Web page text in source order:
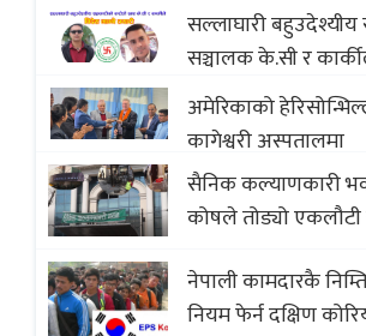
सल्लाघारी
सञ्चालक के.सी र
सदस्यको करोडौं बचत
अमेरिकाको
कागेश्वरी अस्पतालमा
सैनिक कल्याणकारी
कोषले तोड्यो
(भिडियो)
नेपाली कामदारकै
नियम फेर्न दक्षिण